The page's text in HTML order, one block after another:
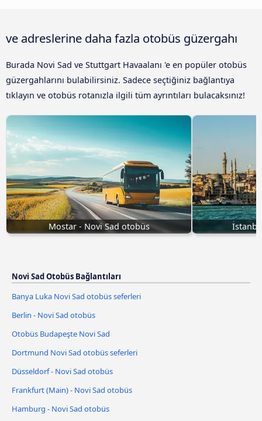
ve adreslerine daha fazla otobüs güzergahı
Burada Novi Sad ve Stuttgart Havaalanı 'e en popüler otobüs
güzergahlarını bulabilirsiniz. Sadece seçtiğiniz bağlantıya
tıklayın ve otobüs rotanızla ilgili tüm ayrıntıları bulacaksınız!
Mostar - Novi Sad otobüs
Novi Sad Otobüs Bağlantıları
Banya Luka Novi Sad otobüs seferleri
Berlin - Novi Sad otobüs
Otobüs Budapeşte Novi Sad
Dortmund Novi Sad otobüs seferleri
Düsseldorf - Novi Sad otobüs
Frankfurt (Main) - Novi Sad otobüs
Hamburg - Novi Sad otobüs